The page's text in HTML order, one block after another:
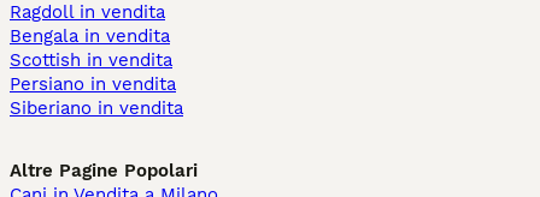
Ragdoll in vendita
Bengala in vendita
Scottish in vendita
Persiano in vendita
Siberiano in vendita
Altre Pagine Popolari